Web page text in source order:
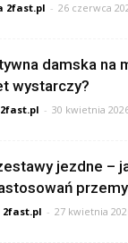
2fast.pl - 26 czerwca
damska na
wystarczy?
- 30 kwietnia
jezdne –
2fast.pl - 27 kwietnia